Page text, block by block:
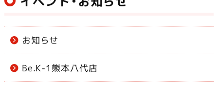
お知らせ
Be.K-1熊本八代店